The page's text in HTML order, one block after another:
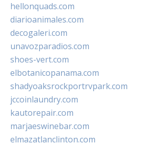
hellonquads.com
diarioanimales.com
decogaleri.com
unavozparadios.com
shoes-vert.com
elbotanicopanama.com
shadyoaksrockportrvpark.com
jccoinlaundry.com
kautorepair.com
marjaeswinebar.com
elmazatlanclinton.com